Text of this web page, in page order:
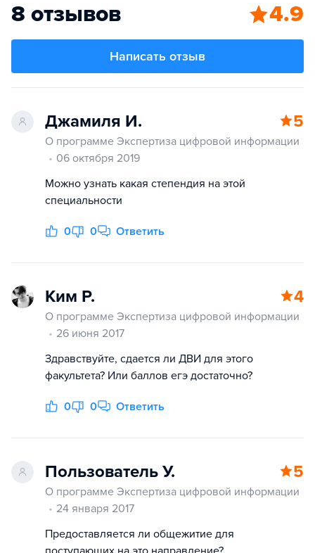
8 отзывов 4.9
Написать отзыв
Джамиля И. 5
О программе Экспертиза цифровой информации
06 октября 2019
Можно узнать какая степендия на этой
специальности
0 0 Ответить
Ким Р. 4
О программе Экспертиза цифровой информации
26 июня 2017
Здравствуйте, сдается ли ДВИ для этого
факультета? Или баллов егэ достаточно?
0 0 Ответить
Пользователь У. 5
О программе Экспертиза цифровой информации
24 января 2017
Предоставляется ли общежитие для